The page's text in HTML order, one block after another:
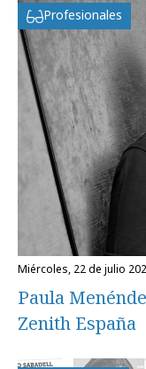
Profesionales
miércoles, 22 de julio
Paula
Zenith España